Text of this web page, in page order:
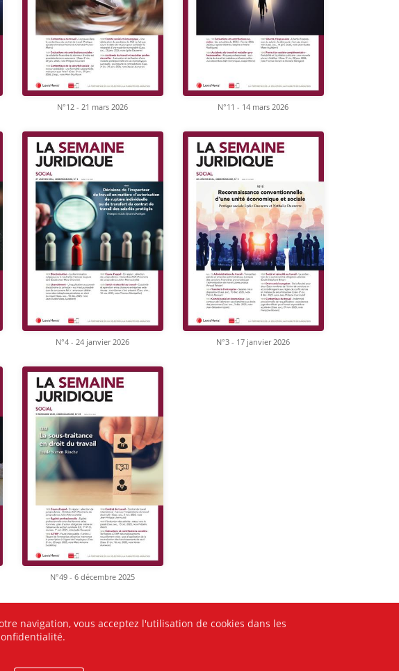
N°12 - 21 mars 2026 N°11 - 14 mars 2026
N°4 - 24 janvier 2026 N°3 - 17 janvier 2026
N°49 - 6 décembre 2025
navigation, vous acceptez l'utilisation de cookies dans les